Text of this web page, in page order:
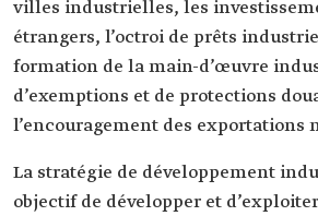
villes industrielles, les
étrangers, l’octroi de prêts
formation de la main-d’œuvre
d’exemptions et de protections
l’encouragement des exportations
La stratégie de développement
objectif de développer et